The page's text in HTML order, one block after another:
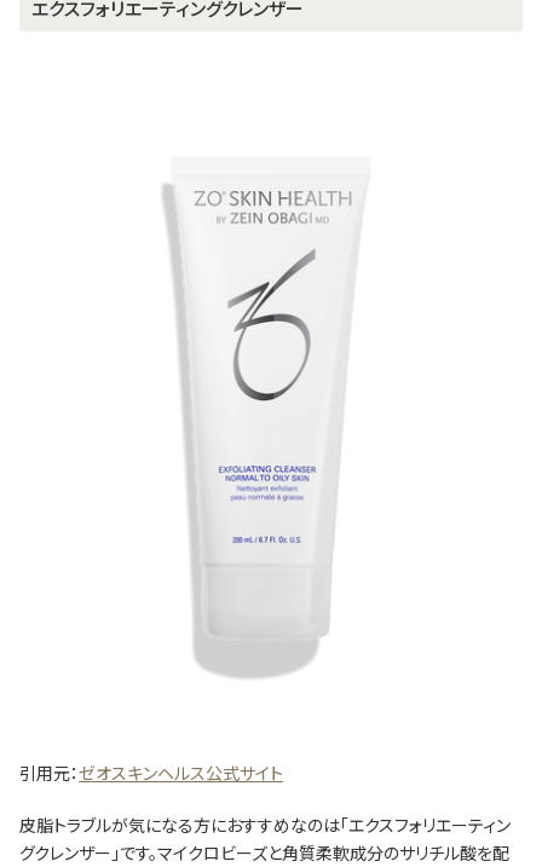
エクスフォリエーティングクレンザー
引用元：ゼオスキンヘルス公式サイト
皮脂トラブルが気になる方におすすめなのは「エクスフォリエーティン
グクレンザー」です。マイクロビーズと角質柔軟成分のサリチル酸を配